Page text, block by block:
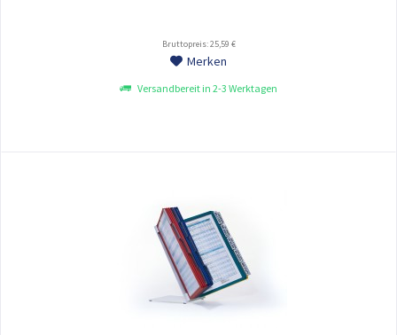
Bruttopreis: 25,59 €
Merken
Versandbereit in 2-3 Werktagen